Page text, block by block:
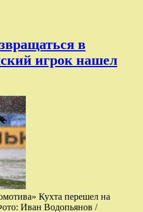
в
игрок нашел
Кухта перешел на
Иван Водопьянов /